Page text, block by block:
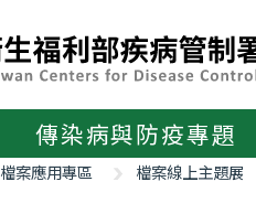
傳染病與防疫專題
檔案應用專區 檔案線上主題展